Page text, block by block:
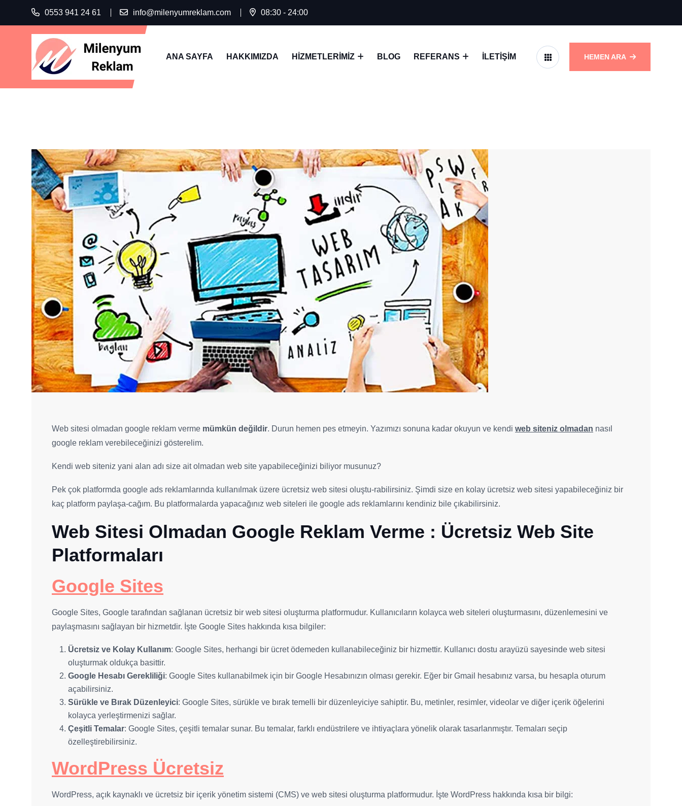
0553 941 24 61 info@milenyumreklam.com 08:30 - 24:00
ANA SAYFA HAKKIMIZDA HIZMETLERIMIZ BLOG REFERANS İLETIŞIM HEMEN ARA
Web sitesi olmadan google reklam verme mümkün değildir. Durun hemen pes etmeyin. Yazımızı sonuna kadar okuyun ve kendi web siteniz olmadan nasıl
google reklam verebileceğinizi gösterelim.
Kendi web siteniz yani alan adı size ait olmadan web site yapabileceğinizi biliyor musunuz?
Pek çok platformda google ads reklamlarında kullanılmak üzere ücretsiz web sitesi oluştu-rabilirsiniz. Şimdi size en kolay ücretsiz web sitesi yapabileceğiniz bir
kaç platform paylaşa-cağım. Bu platformalarda yapacağınız web siteleri ile google ads reklamlarını kendiniz bile çıkabilirsiniz.
Web Sitesi Olmadan Google Reklam Verme : Ücretsiz Web Site
Platformaları
Google Sites
Google Sites, Google tarafından sağlanan ücretsiz bir web sitesi oluşturma platformudur. Kullanıcıların kolayca web siteleri oluşturmasını, düzenlemesini ve
paylaşmasını sağlayan bir hizmetdir. İşte Google Sites hakkında kısa bilgiler:
Ücretsiz ve Kolay Kullanım: Google Sites, herhangi bir ücret ödemeden kullanabileceğiniz bir hizmettir. Kullanıcı dostu arayüzü sayesinde web sitesi
oluşturmak oldukça basittir.
Google Hesabı Gerekliliği: Google Sites kullanabilmek için bir Google Hesabınızın olması gerekir. Eğer bir Gmail hesabınız varsa, bu hesapla oturum
açabilirsiniz.
Sürükle ve Bırak Düzenleyici: Google Sites, sürükle ve bırak temelli bir düzenleyiciye sahiptir. Bu, metinler, resimler, videolar ve diğer içerik öğelerini
kolayca yerleştirmenizi sağlar.
Çeşitli Temalar: Google Sites, çeşitli temalar sunar. Bu temalar, farklı endüstrilere ve ihtiyaçlara yönelik olarak tasarlanmıştır. Temaları seçip
özelleştirebilirsiniz.
WordPress Ücretsiz
WordPress, açık kaynaklı ve ücretsiz bir içerik yönetim sistemi (CMS) ve web sitesi oluşturma platformudur. İşte WordPress hakkında kısa bir bilgi: